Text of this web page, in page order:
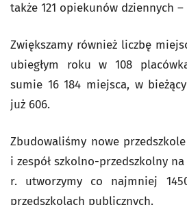
także 121 opiekunów dziennych
Zwiększamy również liczbę
ubiegłym roku w 108
sumie 16 184 miejsca, w
już 606.
Zbudowaliśmy nowe
i zespół szkolno-przedszkolny na
r. utworzymy co najmniej
przedszkolach publicznych.